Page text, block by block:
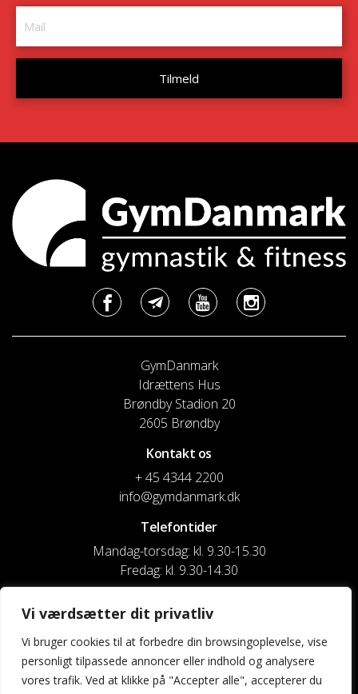
Vi værdsætter dit privatliv
Vi bruger cookies til at forbedre din browsingoplevelse, vise
personligt tilpassede annoncer eller indhold og analysere
vores trafik. Ved at klikke på "Accepter alle", accepterer du
GymDanmark
Idrættens Hus
Brøndby Stadion 20
2605 Brøndby
Kontakt os
+ 45 4344 2200
info@gymdanmark.dk
Telefontider
Mandag-torsdag: kl. 9.30-15.30
Fredag: kl. 9.30-14.30
CVR nr. 20916818
Reg. & Kontonr.: 4180 3119119022
Privatlivspolitik og cookies